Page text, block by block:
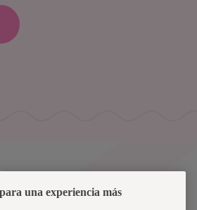
una experiencia más